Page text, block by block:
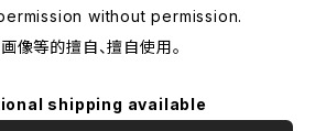
without permission.
等的擅自、擅自使用。
shipping available